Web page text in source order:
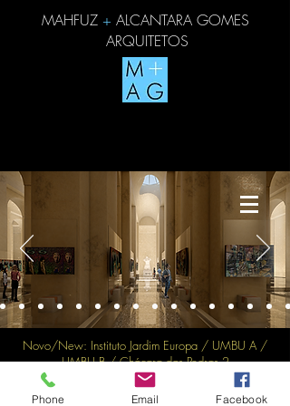
MAHFUZ + ALCANTARA GOMES
ARQUITETOS
Novo/New: Instituto Jardim Europa / UMBU A /
UMBU B / Chácara das Pedras 2
Atualizado em - Updated on 10/7/2025
Phone Email Facebook